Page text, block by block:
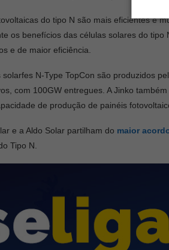
do tipo N são mais eficientes e
os benefícios das células solares do tipo
e de maior eficiência.
solarfes N-Type TopCon são produzidos
com 100GW entregues. A Jinko
de produção de painéis
e a Aldo Solar partilham do maior
Tipo N.